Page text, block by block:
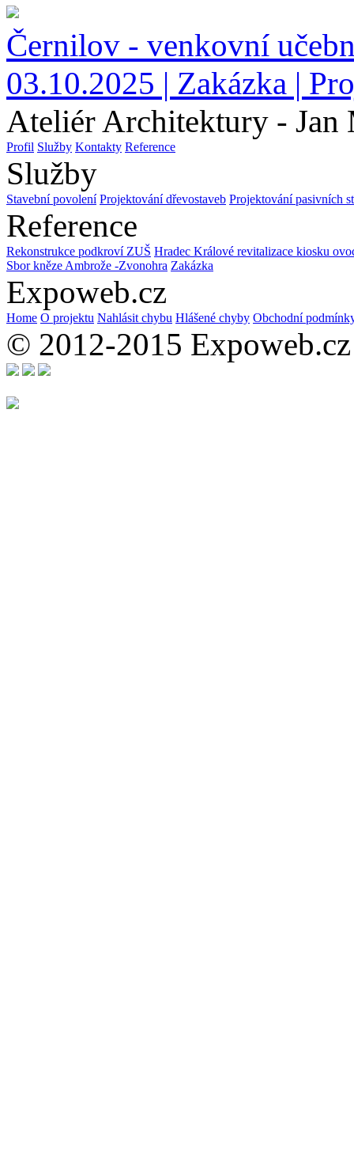
Černilov - venkovní
03.10.2025 | Zakázka |
Ateliér Architektury - Jan
Profil Služby Kontakty Reference
Služby
Stavební povolení Projektování dřevostaveb Projektování pasivních
Reference
Rekonstrukce podkroví ZUŠ Hradec Králové revitalizace kiosku
Sbor kněze Ambrože -Zvonohra Zakázka
Expoweb.cz
Home O projektu Nahlásit chybu Hlášené chyby Obchodní
© 2012-2015 Expoweb.cz